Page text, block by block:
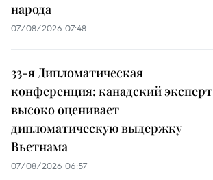
народа
07/08/2026 07:48
33-я Дипломатическая
конференция: канадский эксперт
высоко оценивает
дипломатическую выдержку
Вьетнама
07/08/2026 06:57